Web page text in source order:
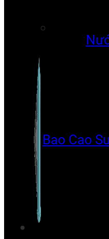
Bao Cao Su